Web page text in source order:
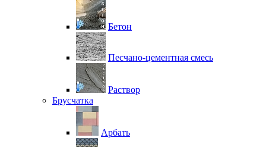
Бетон
Песчано-цементная смесь
Раствор
Брусчатка
Арбать